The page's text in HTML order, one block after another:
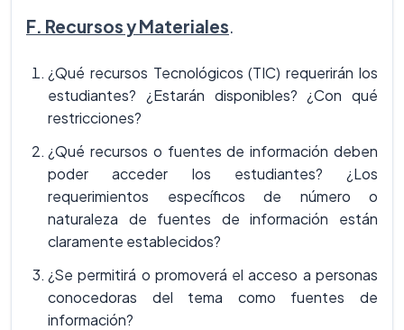
F. Recursos y Materiales.
¿Qué recursos Tecnológicos (TIC) requerirán los
estudiantes? ¿Estarán disponibles? ¿Con qué
restricciones?
¿Qué recursos o fuentes de información deben
poder acceder los estudiantes? ¿Los
requerimientos específicos de número o
naturaleza de fuentes de información están
claramente establecidos?
¿Se permitirá o promoverá el acceso a personas
conocedoras del tema como fuentes de
información?